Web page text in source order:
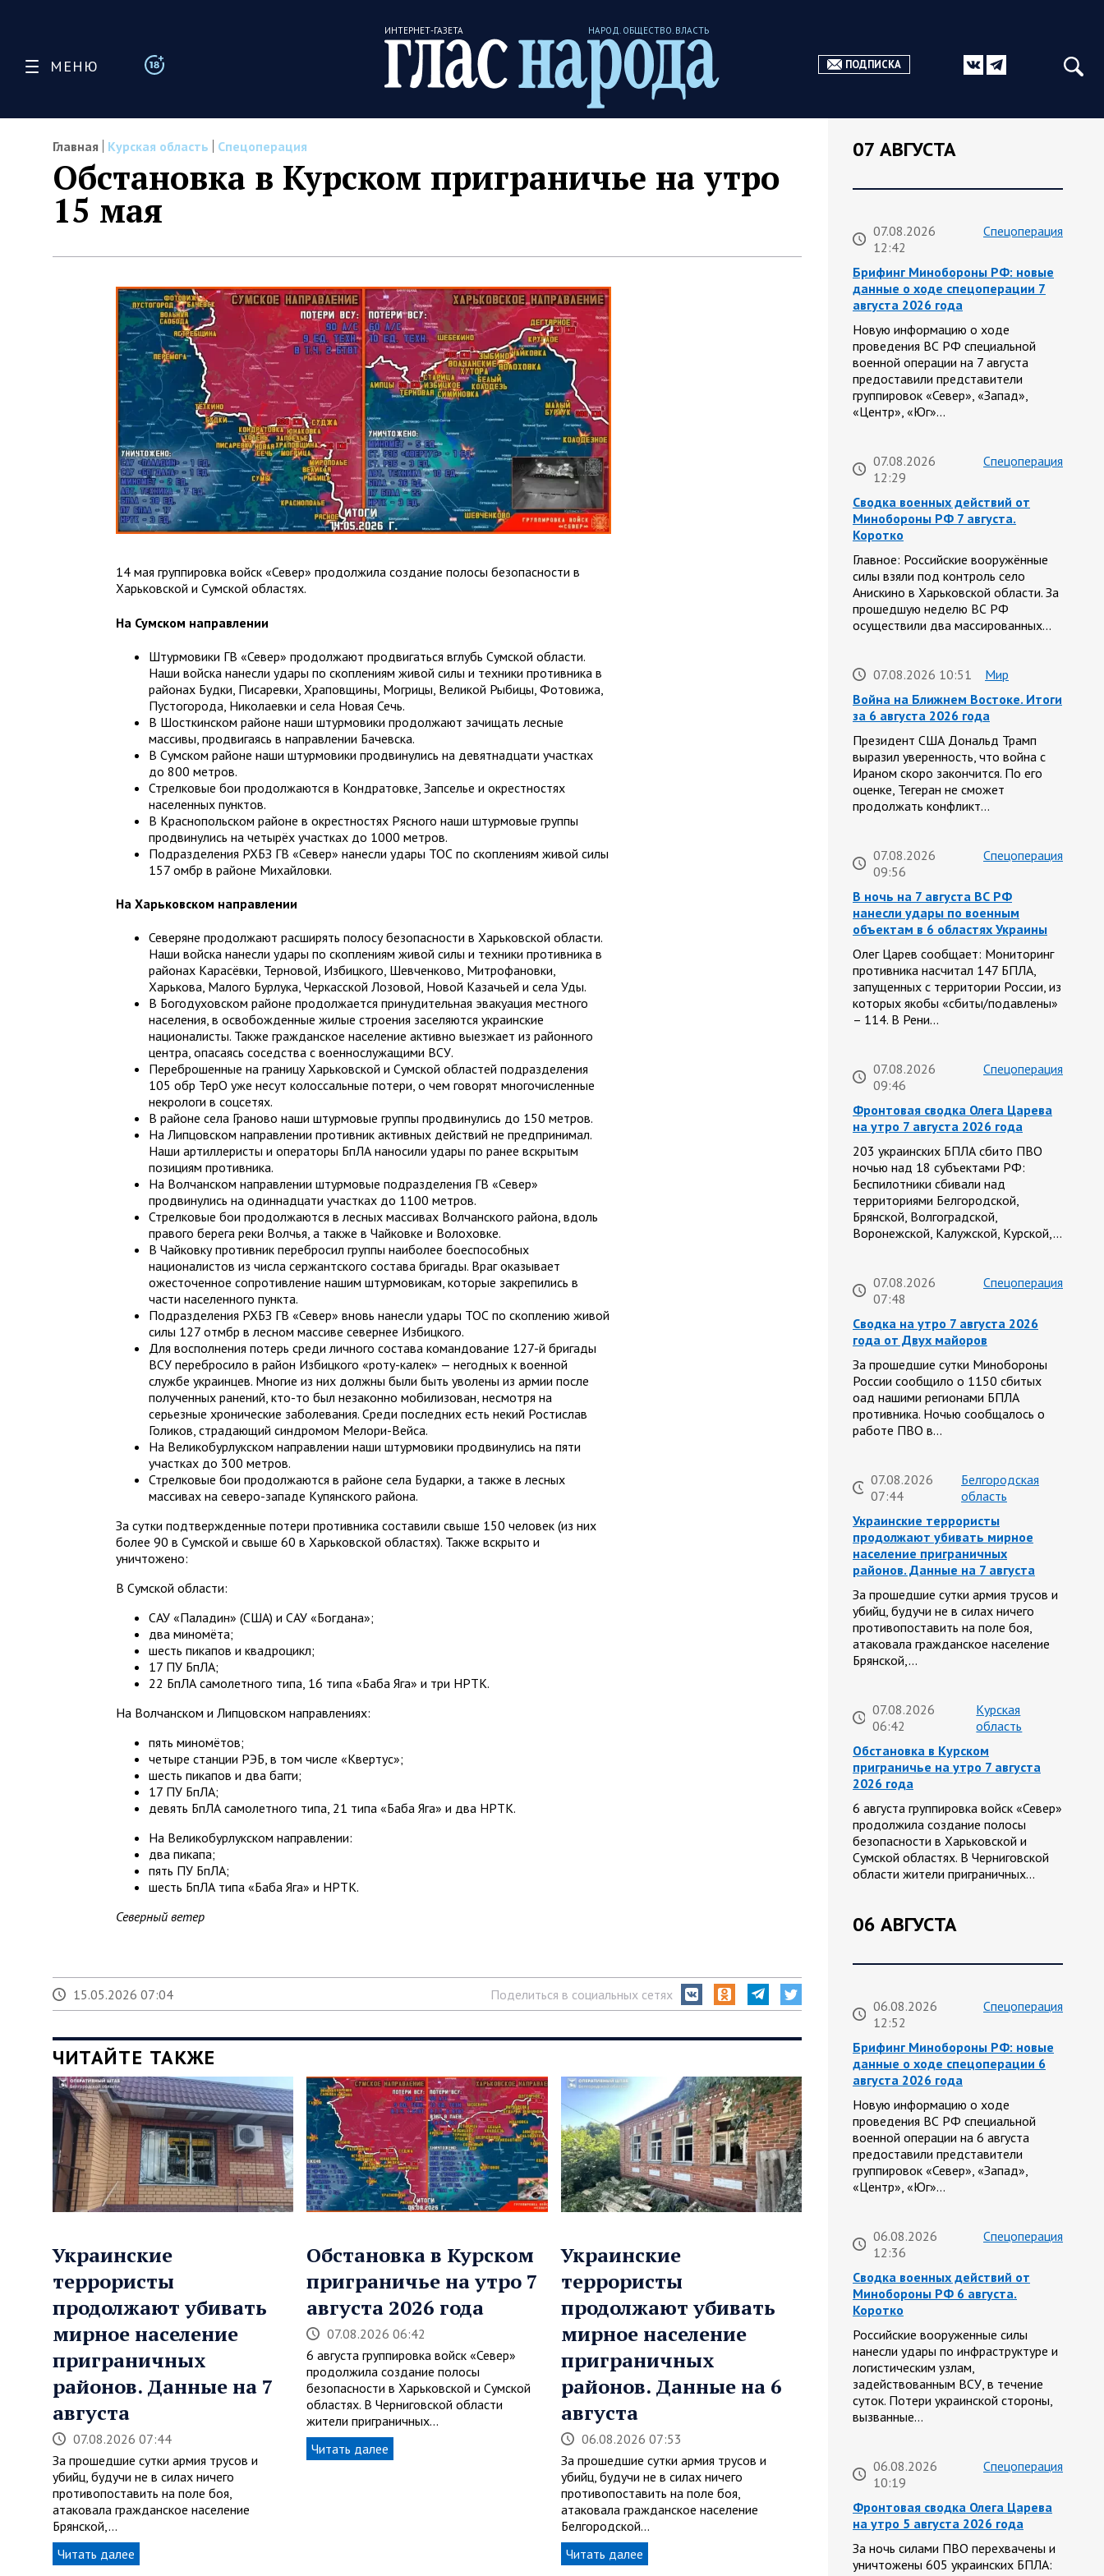
МЕНЮ
ИНТЕРНЕТ-ГАЗЕТА НАРОД. ОБЩЕСТВО. ВЛАСТЬ
ПОДПИСКА
Главная Курская область Спецоперация
Обстановка в Курском приграничье на утро
15 мая
14 мая группировка войск «Север» продолжила создание полосы безопасности в
Харьковской и Сумской областях.
На Сумском направлении
Штурмовики ГВ «Север» продолжают продвигаться вглубь Сумской области.
Наши войска нанесли удары по скоплениям живой силы и техники противника в
районах Будки, Писаревки, Храповщины, Могрицы, Великой Рыбицы, Фотовижа,
Пустогорода, Николаевки и села Новая Сечь.
В Шосткинском районе наши штурмовики продолжают зачищать лесные
массивы, продвигаясь в направлении Бачевска.
В Сумском районе наши штурмовики продвинулись на девятнадцати участках
до 800 метров.
Стрелковые бои продолжаются в Кондратовке, Запселье и окрестностях
населенных пунктов.
В Краснопольском районе в окрестностях Рясного наши штурмовые группы
продвинулись на четырёх участках до 1000 метров.
Подразделения РХБЗ ГВ «Север» нанесли удары ТОС по скоплениям живой силы
157 омбр в районе Михайловки.
На Харьковском направлении
Северяне продолжают расширять полосу безопасности в Харьковской области.
Наши войска нанесли удары по скоплениям живой силы и техники противника в
районах Карасёвки, Терновой, Избицкого, Шевченково, Митрофановки,
Харькова, Малого Бурлука, Черкасской Лозовой, Новой Казачьей и села Уды.
В Богодуховском районе продолжается принудительная эвакуация местного
населения, в освобожденные жилые строения заселяются украинские
националисты. Также гражданское население активно выезжает из районного
центра, опасаясь соседства с военнослужащими ВСУ.
Переброшенные на границу Харьковской и Сумской областей подразделения
105 обр ТерО уже несут колоссальные потери, о чем говорят многочисленные
некрологи в соцсетях.
В районе села Граново наши штурмовые группы продвинулись до 150 метров.
На Липцовском направлении противник активных действий не предпринимал.
Наши артиллеристы и операторы БпЛА наносили удары по ранее вскрытым
позициям противника.
На Волчанском направлении штурмовые подразделения ГВ «Север»
продвинулись на одиннадцати участках до 1100 метров.
Стрелковые бои продолжаются в лесных массивах Волчанского района, вдоль
правого берега реки Волчья, а также в Чайковке и Волоховке.
В Чайковку противник перебросил группы наиболее боеспособных
националистов из числа сержантского состава бригады. Враг оказывает
ожесточенное сопротивление нашим штурмовикам, которые закрепились в
части населенного пункта.
Подразделения РХБЗ ГВ «Север» вновь нанесли удары ТОС по скоплению живой
силы 127 отмбр в лесном массиве севернее Избицкого.
Для восполнения потерь среди личного состава командование 127-й бригады
ВСУ перебросило в район Избицкого «роту-калек» — негодных к военной
службе украинцев. Многие из них должны были быть уволены из армии после
полученных ранений, кто-то был незаконно мобилизован, несмотря на
серьезные хронические заболевания. Среди последних есть некий Ростислав
Голиков, страдающий синдромом Мелори-Вейса.
На Великобурлукском направлении наши штурмовики продвинулись на пяти
участках до 300 метров.
Стрелковые бои продолжаются в районе села Бударки, а также в лесных
массивах на северо-западе Купянского района.
За сутки подтвержденные потери противника составили свыше 150 человек (из них
более 90 в Сумской и свыше 60 в Харьковской областях). Также вскрыто и
уничтожено:
В Сумской области:
САУ «Паладин» (США) и САУ «Богдана»;
два миномёта;
шесть пикапов и квадроцикл;
17 ПУ БпЛА;
22 БпЛА самолетного типа, 16 типа «Баба Яга» и три НРТК.
На Волчанском и Липцовском направлениях:
пять миномётов;
четыре станции РЭБ, в том числе «Квертус»;
шесть пикапов и два багги;
17 ПУ БпЛА;
девять БпЛА самолетного типа, 21 типа «Баба Яга» и два НРТК.
На Великобурлукском направлении:
два пикапа;
пять ПУ БпЛА;
шесть БпЛА типа «Баба Яга» и НРТК.
Северный ветер
15.05.2026 07:04 Поделиться в социальных сетях
ЧИТАЙТЕ ТАКЖЕ
Украинские
террористы
продолжают убивать
мирное население
приграничных
районов. Данные на 7
августа
07.08.2026 07:44
За прошедшие сутки армия трусов и
убийц, будучи не в силах ничего
противопоставить на поле боя,
атаковала гражданское население
Брянской,…
Читать далее
Обстановка в Курском
приграничье на утро 7
августа 2026 года
07.08.2026 06:42
6 августа группировка войск «Север»
продолжила создание полосы
безопасности в Харьковской и Сумской
областях. В Черниговской области
жители приграничных…
Читать далее
Украинские
террористы
продолжают убивать
мирное население
приграничных
районов. Данные на 6
августа
06.08.2026 07:53
За прошедшие сутки армия трусов и
убийц, будучи не в силах ничего
противопоставить на поле боя,
атаковала гражданское население
Белгородской…
Читать далее
07 АВГУСТА
07.08.2026
12:42
Спецоперация
Брифинг Минобороны РФ: новые
данные о ходе спецоперации 7
августа 2026 года
Новую информацию о ходе
проведения ВС РФ специальной
военной операции на 7 августа
предоставили представители
группировок «Север», «Запад»,
«Центр», «Юг»…
07.08.2026
12:29
Спецоперация
Сводка военных действий от
Минобороны РФ 7 августа.
Коротко
Главное: Российские вооружённые
силы взяли под контроль село
Анискино в Харьковской области. За
прошедшую неделю ВС РФ
осуществили два массированных…
07.08.2026 10:51
Мир
Война на Ближнем Востоке. Итоги
за 6 августа 2026 года
Президент США Дональд Трамп
выразил уверенность, что война с
Ираном скоро закончится. По его
оценке, Тегеран не сможет
продолжать конфликт…
07.08.2026
09:56
Спецоперация
В ночь на 7 августа ВС РФ
нанесли удары по военным
объектам в 6 областях Украины
Олег Царев сообщает: Мониторинг
противника насчитал 147 БПЛА,
запущенных с территории России, из
которых якобы «сбиты/подавлены»
– 114. В Рени…
07.08.2026
09:46
Спецоперация
Фронтовая сводка Олега Царева
на утро 7 августа 2026 года
203 украинских БПЛА сбито ПВО
ночью над 18 субъектами РФ:
Беспилотники сбивали над
территориями Белгородской,
Брянской, Волгоградской,
Воронежской, Калужской, Курской,…
07.08.2026
07:48
Спецоперация
Сводка на утро 7 августа 2026
года от Двух майоров
За прошедшие сутки Минобороны
России сообщило о 1150 сбитых
оад нашими регионами БПЛА
противника. Ночью сообщалось о
работе ПВО в…
07.08.2026
07:44
Белгородская
область
Украинские террористы
продолжают убивать мирное
население приграничных
районов. Данные на 7 августа
За прошедшие сутки армия трусов и
убийц, будучи не в силах ничего
противопоставить на поле боя,
атаковала гражданское население
Брянской,…
07.08.2026
06:42
Курская
область
Обстановка в Курском
приграничье на утро 7 августа
2026 года
6 августа группировка войск «Север»
продолжила создание полосы
безопасности в Харьковской и
Сумской областях. В Черниговской
области жители приграничных…
06 АВГУСТА
06.08.2026
12:52
Спецоперация
Брифинг Минобороны РФ: новые
данные о ходе спецоперации 6
августа 2026 года
Новую информацию о ходе
проведения ВС РФ специальной
военной операции на 6 августа
предоставили представители
группировок «Север», «Запад»,
«Центр», «Юг»…
06.08.2026
12:36
Спецоперация
Сводка военных действий от
Минобороны РФ 6 августа.
Коротко
Российские вооруженные силы
нанесли удары по инфраструктуре и
логистическим узлам,
задействованным ВСУ, в течение
суток. Потери украинской стороны,
вызванные…
06.08.2026
10:19
Спецоперация
Фронтовая сводка Олега Царева
на утро 5 августа 2026 года
За ночь силами ПВО перехвачены и
уничтожены 605 украинских БПЛА: